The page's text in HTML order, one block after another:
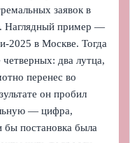
заявок в
Наглядный пример —
2025 в Москве. Тогда
два лутца,
перенес во
он пробил
— цифра,
бы постановка была